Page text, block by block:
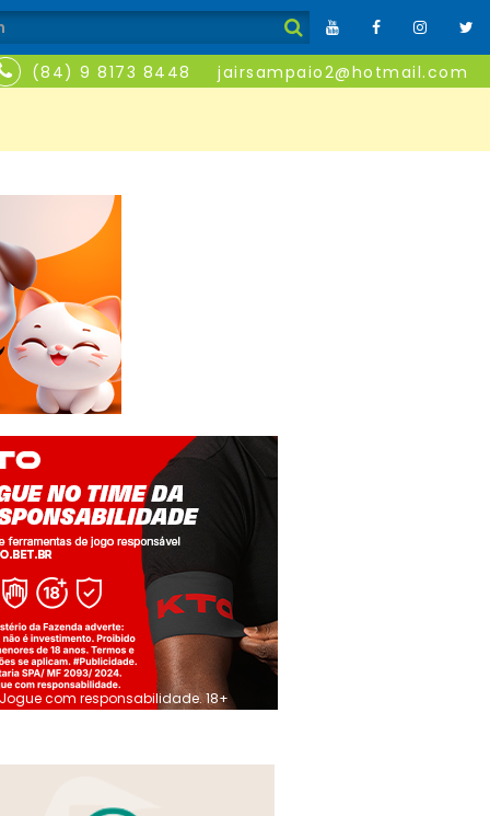
(84) 9 8173 8448 jairsampaio2@hotmail.com
Jogue com responsabilidade. 18+